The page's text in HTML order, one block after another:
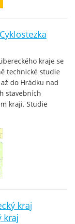
kraje se
technické studie
do Hrádku nad
stavebních
kraji. Studie
kraj
kraj